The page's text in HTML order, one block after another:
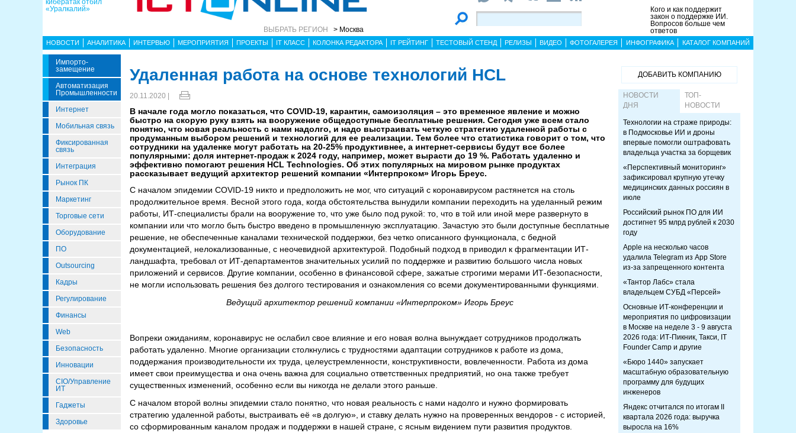
кибератак отбил
«Уралкалий»
ВЫБРАТЬ РЕГИОН > Москва
Кого и как поддержит
закон о поддержке ИИ.
Вопросов больше чем
ответов
НОВОСТИ АНАЛИТИКА ИНТЕРВЬЮ МЕРОПРИЯТИЯ ПРОЕКТЫ IT КЛАСС КОЛОНКА РЕДАКТОРА IT РЕЙТИНГ ТЕСТОВЫЙ СТЕНД РЕЛИЗЫ ВИДЕО ФОТОГАЛЕРЕЯ ИНФОГРАФИКА КАТАЛОГ КОМПАНИЙ
Импорто­
Замещение
Автоматизация
Промышленности
Интернет
Мобильная связь
Фиксированная
связь
Интеграция
Рынок ПК
Маркетинг
Торговые сети
Оборудование
ПО
Outsourcing
Кадры
Регулирование
Финансы
Web
Безопасность
Инновации
CIO/Управление
ИТ
Гаджеты
Здоровье
Удаленная работа на основе технологий HCL
20.11.2020 |
В начале года могло показаться, что COVID-19, карантин, самоизоляция – это временное явление и можно
быстро на скорую руку взять на вооружение общедоступные бесплатные решения. Сегодня уже всем стало
понятно, что новая реальность с нами надолго, и надо выстраивать четкую стратегию удаленной работы с
продуманным выбором решений и технологий для ее реализации. Тем более что статистика говорит о том, что
сотрудники на удаленке могут работать на 20-25% продуктивнее, а интернет-сервисы будут все более
популярными: доля интернет-продаж к 2024 году, например, может вырасти до 19 %. Работать удаленно и
эффективно помогают решения HCL Technologies. Об этих популярных на мировом рынке продуктах
рассказывает ведущий архитектор решений компании «Интерпроком» Игорь Бреус.
С началом эпидемии COVID-19 никто и предположить не мог, что ситуаций с коронавирусом растянется на столь
продолжительное время. Весной этого года, когда обстоятельства вынудили компании переходить на уделанный режим
работы, ИТ-специалисты брали на вооружение то, что уже было под рукой: то, что в той или иной мере развернуто в
компании или что могло быть быстро введено в промышленную эксплуатацию. Зачастую это были доступные бесплатные
решение, не обеспеченные каналами технической поддержки, без четко описанного функционала, с бедной
документацией, нелокализованные, с неочевидной архитектурой. Подобный подход в приводил к фрагментации ИТ-
ландшафта, требовал от ИТ-департаментов значительных усилий по поддержке и развитию большого числа новых
приложений и сервисов. Другие компании, особенно в финансовой сфере, зажатые строгими мерами ИТ-безопасности,
не могли использовать решения без долгого тестирования и ознакомления со всеми документированными функциями.
Ведущий архитектор решений компании «Интерпроком» Игорь Бреус
Вопреки ожиданиям, коронавирус не ослабил свое влияние и его новая волна вынуждает сотрудников продолжать
работать удаленно. Многие организации столкнулись с трудностями адаптации сотрудников к работе из дома,
поддержания производительности их труда, целеустремленности, конструктивности, вовлеченности. Работа из дома
имеет свои преимущества и она очень важна для социально ответственных предприятий, но она также требует
существенных изменений, особенно если вы никогда не делали этого раньше.
С началом второй волны эпидемии стало понятно, что новая реальность с нами надолго и нужно формировать
стратегию удаленной работы, выстраивать её «в долгую», и ставку делать нужно на проверенных вендоров - с историей,
со сформированным каналом продаж и поддержки в нашей стране, с ясным видением пути развития продуктов.
ДОБАВИТЬ КОМПАНИЮ
НОВОСТИ
ДНЯ
ТОП-
НОВОСТИ
Технологии на страже природы:
в Подмосковье ИИ и дроны
впервые помогли оштрафовать
владельца участка за борщевик
«Перспективный мониторинг»
зафиксировал крупную утечку
медицинских данных россиян в
июле
Российский рынок ПО для ИИ
достигнет 95 млрд рублей к 2030
году
Apple на несколько часов
удалила Telegram из App Store
из-за запрещенного контента
«Тантор Лабс» стала
владельцем СУБД «Персей»
Основные ИТ-конференции и
мероприятия по цифровизации
в Москве на неделе 3 - 9 августа
2026 года: ИТ-Пикник, Такси, IT
Founder Camp и другие
«Бюро 1440» запускает
масштабную образовательную
программу для будущих
инженеров
Яндекс отчитался по итогам II
квартала 2026 года: выручка
выросла на 16%